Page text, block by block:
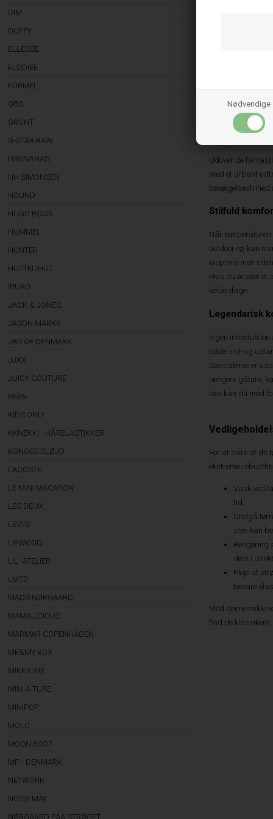
Nødvendige
DIM
DUFFY
ELLESSE
ELODIEE
FORMËL
GRO
GRUNT
G-STAR RAW
HAVAIANAS
HH SIMONSEN
HOUND
HUGO BOSS
HUMMEL
HUNTER
HUTTELIHUT
IPURO
JACK & JONES
JASON MARKK
JBS OF DENMARK
JJXX
JUICY COUTURE
KEEN
KIDS ONLY
KKNEKKI - HÅRELASTIKKER
KONGES SLØJD
LACOSTE
LE MINI MACARON
LES DEUX
LEVI'S
LIEWOOD
LIL´ ATELIER
LMTD
MADS NØRGAARD
MAMALICIOUS
MARMAR COPENHAGEN
ME&MY BOX
MIKK-LINE
MINI A TURE
MINIPOP
MOLO
MOON BOOT
MP - DENMARK
NETWORK
NOISY MAY
NØRGAARD PAA STRØGET
Når du vælger
med en vision
succesen ligger
hvilket sikrer en
Udover de
med et urbant
bevægelsesfrihed
Stilfuld
Når temperaturen
outdoor-tøj kan
kropsvarmen
Hvis du ønsker et
kolde dage.
Legendarisk
Ingen
både ind- og
Sandalerne er
længere gåture,
look kan du med
For at sikre at dit
ekstreme
Vask ved
tid.
Undgå
som kan
Rengøring
dem i
Pleje af
bevare
Med denne enkle
find de